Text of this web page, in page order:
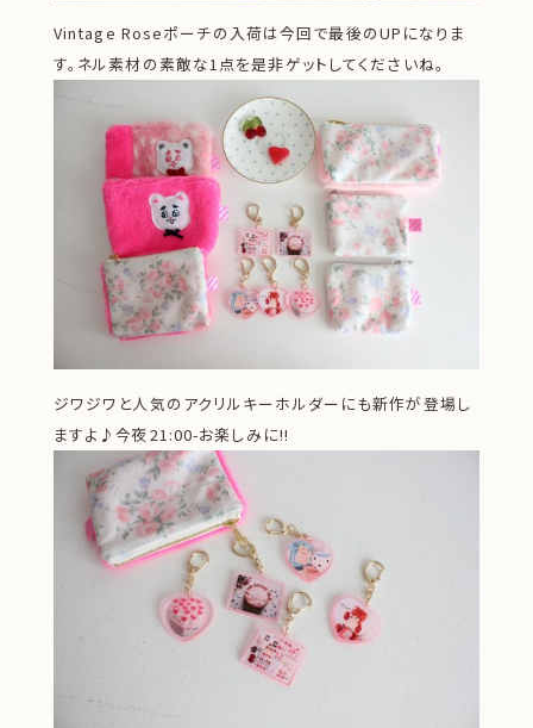
Vintage Roseポーチの入荷は今回で最後のUPになりま
す。ネル素材の素敵な1点を是非ゲットしてくださいね。
ジワジワと人気のアクリルキーホルダーにも新作が登場し
ますよ♪今夜21:00-お楽しみに!!